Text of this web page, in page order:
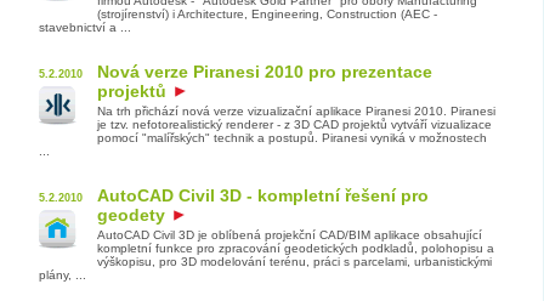
(strojírenství) i Architecture, Engineering, Construction (AEC -
stavebnictví a ...
5.2.2010
Nová verze Piranesi 2010 pro prezentace
projektů
Na trh přichází nová verze vizualizační aplikace Piranesi 2010. Piranesi
je tzv. nefotorealistický renderer - z 3D CAD projektů vytváří vizualizace
pomocí "malířských" technik a postupů. Piranesi vyniká v možnostech
5.2.2010
AutoCAD Civil 3D - kompletní řešení pro
geodety
AutoCAD Civil 3D je oblíbená projekční CAD/BIM aplikace obsahující
kompletní funkce pro zpracování geodetických podkladů, polohopisu a
výškopisu, pro 3D modelování terénu, práci s parcelami, urbanistickými
plány, ...